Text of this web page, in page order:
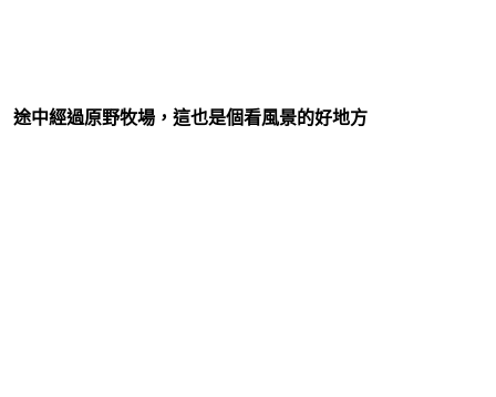
途中經過原野牧場，這也是個看風景的好地方